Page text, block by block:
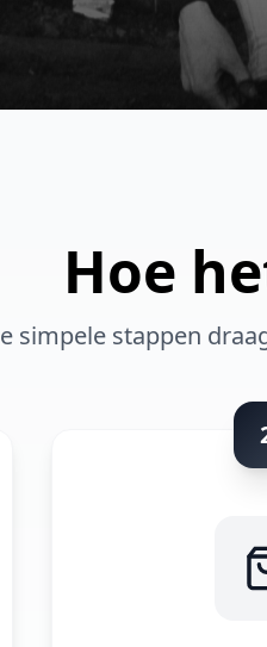
Hoe
simpele stappen